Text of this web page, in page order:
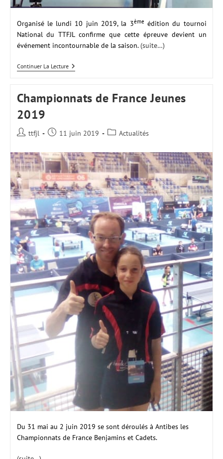
Organisé le lundi 10 juin 2019, la 3ème édition du tournoi
National du TTFJL confirme que cette épreuve devient un
événement incontournable de la saison.(suite…)
Continuer La LectureRésultats
Tournoi
Championnats de France Jeunes
2019
Auteur/autrice
la
publication :
ttfjl
Publication
11 juin 2019
PostActualités
Du 31 mai au 2 juin 2019 se sont déroulés à Antibes les
Championnats de France Benjamins et Cadets.